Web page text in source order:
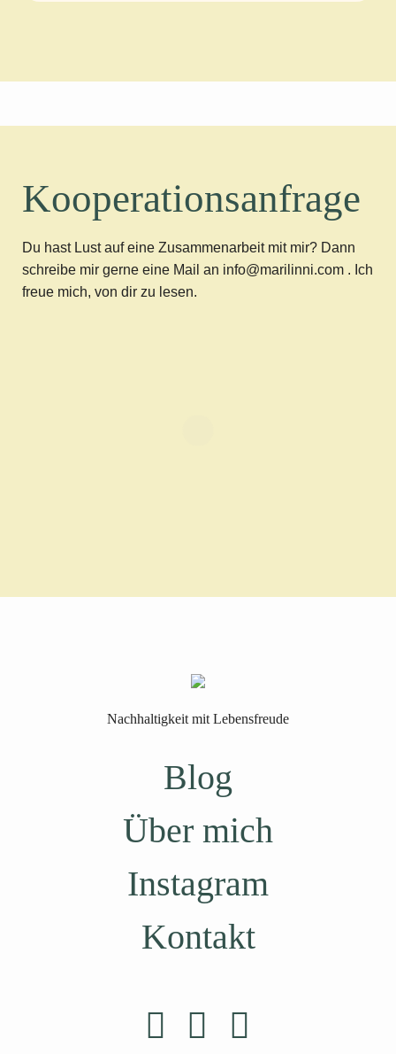
Kooperationsanfrage
Du hast Lust auf eine Zusammenarbeit mit mir? Dann
schreibe mir gerne eine Mail an info@marilinni.com . Ich
freue mich, von dir zu lesen.
Nachhaltigkeit mit Lebensfreude
Blog
Über mich
Instagram
Kontakt